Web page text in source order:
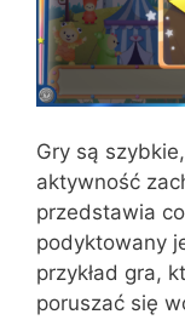
Gry są
aktywność
przedstawia
podyktowany
przykład gra,
poruszać się